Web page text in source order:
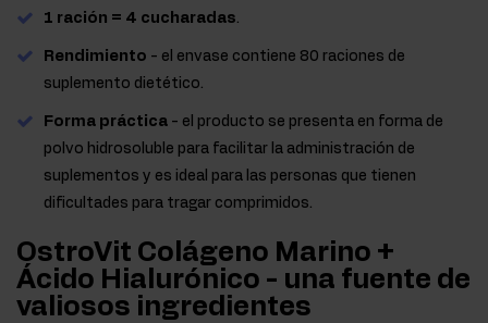
1 ración = 4 cucharadas.
Rendimiento - el envase contiene 80 raciones de
suplemento dietético.
Forma práctica - el producto se presenta en forma de
polvo hidrosoluble para facilitar la administración de
suplementos y es ideal para las personas que tienen
dificultades para tragar comprimidos.
OstroVit Colágeno Marino +
Ácido Hialurónico - una fuente de
valiosos ingredientes